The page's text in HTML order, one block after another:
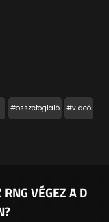
#összefoglaló #videó
VÉGEZ A D